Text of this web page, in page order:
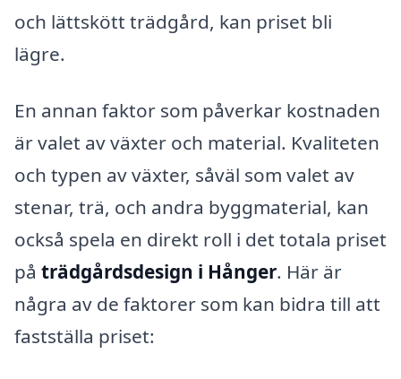
och lättskött trädgård, kan priset bli
lägre.
En annan faktor som påverkar kostnaden
är valet av växter och material. Kvaliteten
och typen av växter, såväl som valet av
stenar, trä, och andra byggmaterial, kan
också spela en direkt roll i det totala priset
på trädgårdsdesign i Hånger. Här är
några av de faktorer som kan bidra till att
fastställa priset: